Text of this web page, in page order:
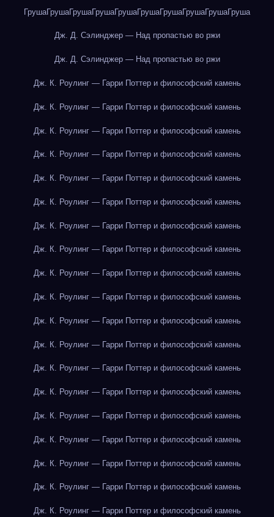
ГрушаГрушаГрушаГрушаГрушаГрушаГрушаГрушаГрушаГруша
Дж. Д. Сэлинджер — Над пропастью во ржи
Дж. Д. Сэлинджер — Над пропастью во ржи
Дж. К. Роулинг — Гарри Поттер и философский камень
Дж. К. Роулинг — Гарри Поттер и философский камень
Дж. К. Роулинг — Гарри Поттер и философский камень
Дж. К. Роулинг — Гарри Поттер и философский камень
Дж. К. Роулинг — Гарри Поттер и философский камень
Дж. К. Роулинг — Гарри Поттер и философский камень
Дж. К. Роулинг — Гарри Поттер и философский камень
Дж. К. Роулинг — Гарри Поттер и философский камень
Дж. К. Роулинг — Гарри Поттер и философский камень
Дж. К. Роулинг — Гарри Поттер и философский камень
Дж. К. Роулинг — Гарри Поттер и философский камень
Дж. К. Роулинг — Гарри Поттер и философский камень
Дж. К. Роулинг — Гарри Поттер и философский камень
Дж. К. Роулинг — Гарри Поттер и философский камень
Дж. К. Роулинг — Гарри Поттер и философский камень
Дж. К. Роулинг — Гарри Поттер и философский камень
Дж. К. Роулинг — Гарри Поттер и философский камень
Дж. К. Роулинг — Гарри Поттер и философский камень
Дж. К. Роулинг — Гарри Поттер и философский камень